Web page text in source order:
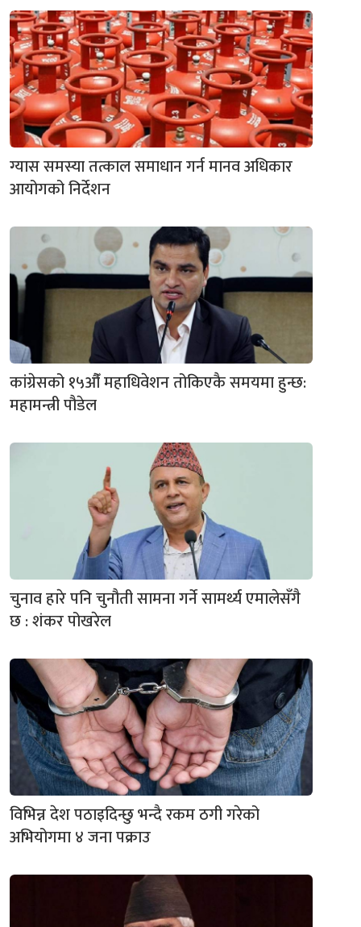
ग्यास समस्या तत्काल समाधान गर्न मानव अधिकार
आयोगको निर्देशन
कांग्रेसको १५औँ महाधिवेशन तोकिएकै समयमा हुन्छ:
महामन्त्री पौडेल
चुनाव हारे पनि चुनौती सामना गर्ने सामर्थ्य एमालेसँगै
छ : शंकर पोखरेल
विभिन्न देश पठाइदिन्छु भन्दै रकम ठगी गरेको
अभियोगमा ४ जना पक्राउ